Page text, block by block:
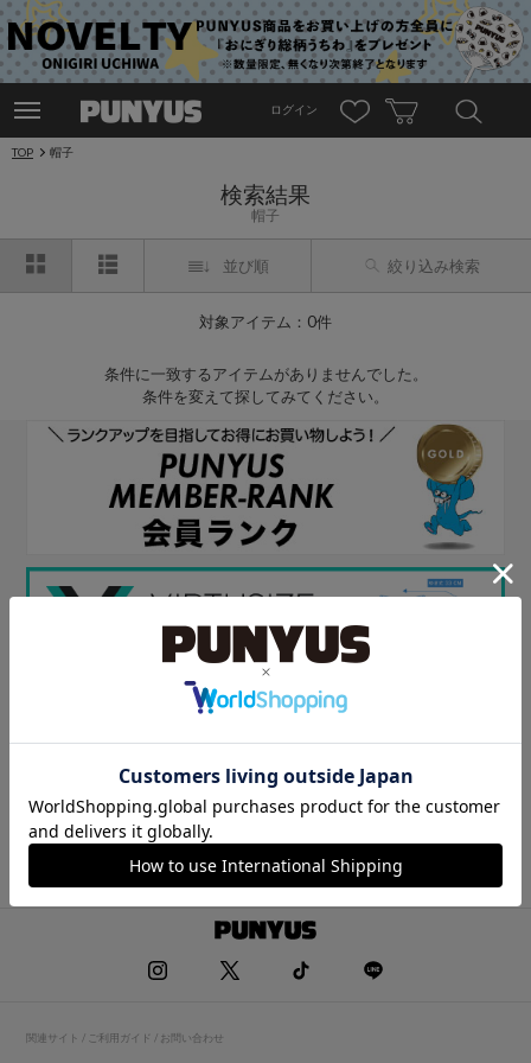
ログイン
TOP 帽子
検索結果
帽子
並び順 絞り込み検索
対象アイテム：0件
条件に一致するアイテムがありませんでした。
条件を変えて探してみてください。
関連サイト / ご利用ガイド / お問い合わせ